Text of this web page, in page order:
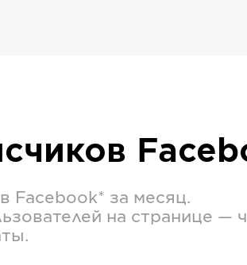
Facebook* за месяц.
на странице —